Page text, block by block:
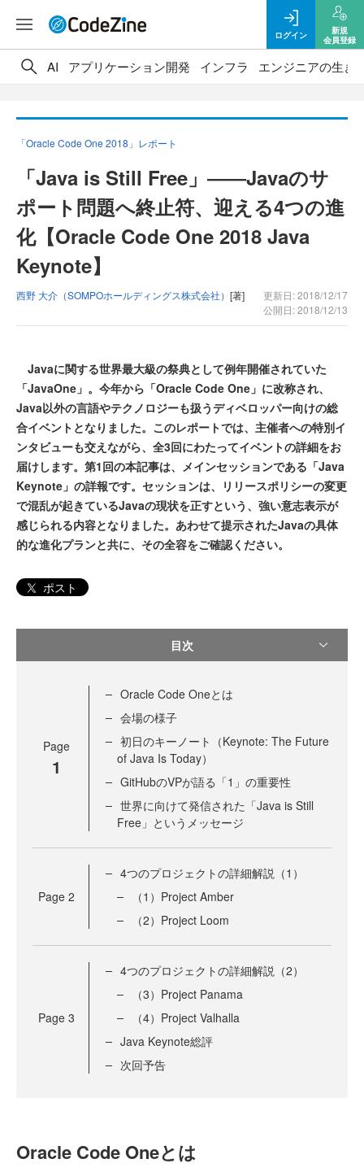
ログイン
新規
会員登録
AI アプリケーション開発 インフラ エンジニアの生き
「Oracle Code One 2018」レポート
「Java is Still Free」――Javaのサ
ポート問題へ終止符、迎える4つの進
化【Oracle Code One 2018 Java
Keynote】
西野 大介（SOMPOホールディングス株式会社） [著]
更新日: 2018/12/17
公開日: 2018/12/13
Javaに関する世界最大級の祭典として例年開催されていた
「JavaOne」。今年から「Oracle Code One」に改称され、
Java以外の言語やテクノロジーも扱うディベロッパー向けの総
合イベントとなりました。このレポートでは、主催者への特別イ
ンタビューも交えながら、全3回にわたってイベントの詳細をお
届けします。第1回の本記事は、メインセッションである「Java
Keynote」の詳報です。セッションは、リリースポリシーの変更
で混乱が起きているJavaの現状を正すという、強い意志表示が
感じられる内容となりました。あわせて提示されたJavaの具体
的な進化プランと共に、その全容をご確認ください。
ポスト
目次
Page
1
Oracle Code Oneとは
会場の様子
初日のキーノート（Keynote: The Future
of Java Is Today）
GitHubのVPが語る「1」の重要性
世界に向けて発信された「Java is Still
Free」というメッセージ
Page 2
4つのプロジェクトの詳細解説（1）
（1）Project Amber
（2）Project Loom
Page 3
4つのプロジェクトの詳細解説（2）
（3）Project Panama
（4）Project Valhalla
Java Keynote総評
次回予告
Oracle Code Oneとは